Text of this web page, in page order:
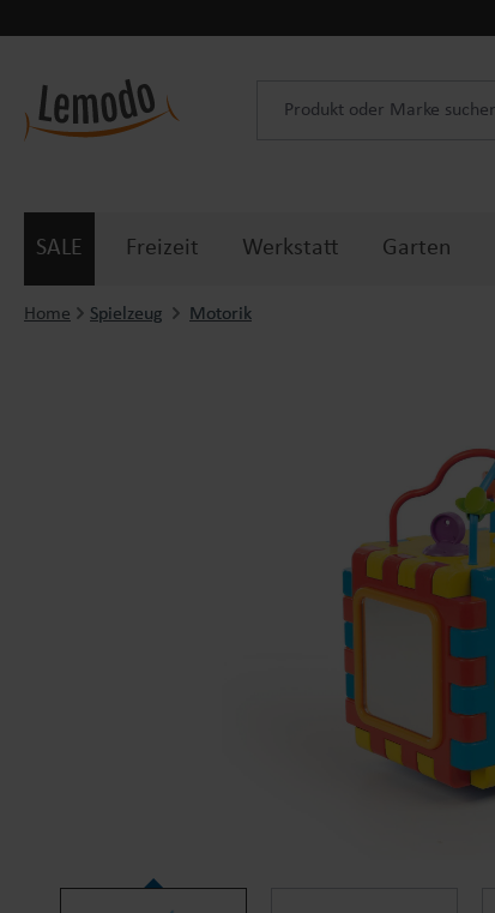
SALE Freizeit Werkstatt Garten
Home Spielzeug Motorik